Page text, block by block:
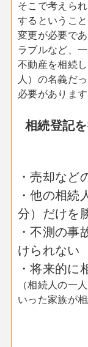
そこで考えら
するというこ
変更が必要で
ラブルなど、
不動産を相続
人）の名義だ
必要がありま
相続登記
・売却など
・他の相続
分）だけを
・不測の事
けられない
・将来的に
（相続人の一
いった家族が